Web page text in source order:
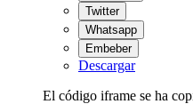
Twitter
Whatsapp
Embeber
Descargar
El código iframe se ha